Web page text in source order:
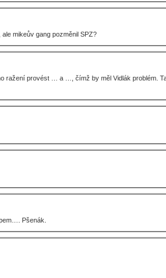
mikeův gang pozměnil SPZ?
ražení provést … a …, čímž by měl Vidlák problém.
Pšenák.